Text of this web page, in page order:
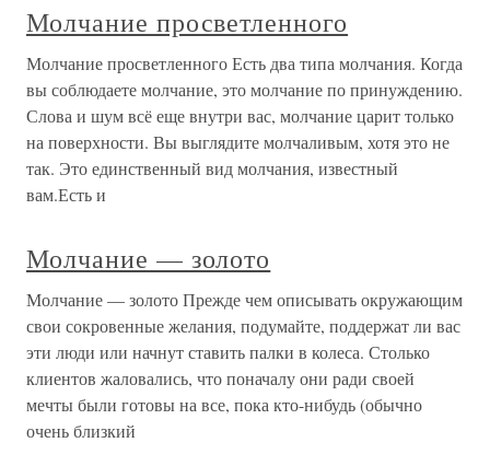
Молчание просветленного
Молчание просветленного Есть два типа молчания. Когда
вы соблюдаете молчание, это молчание по принуждению.
Слова и шум всё еще внутри вас, молчание царит только
на поверхности. Вы выглядите молчаливым, хотя это не
так. Это единственный вид молчания, известный
вам.Есть и
Молчание — золото
Молчание — золото Прежде чем описывать окружающим
свои сокровенные желания, подумайте, поддержат ли вас
эти люди или начнут ставить палки в колеса. Столько
клиентов жаловались, что поначалу они ради своей
мечты были готовы на все, пока кто-нибудь (обычно
очень близкий